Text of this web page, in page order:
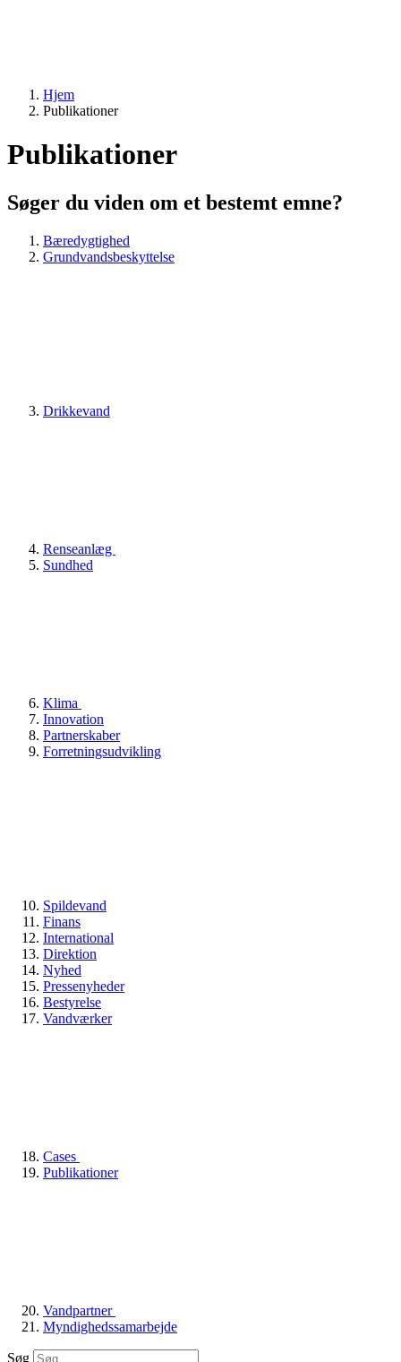
Hjem
Publikationer
Publikationer
Søger du viden om et bestemt emne?
Bæredygtighed
Grundvandsbeskyttelse
Drikkevand
Renseanlæg
Sundhed
Klima
Innovation
Partnerskaber
Forretningsudvikling
Spildevand
Finans
International
Direktion
Nyhed
Pressenyheder
Bestyrelse
Vandværker
Cases
Publikationer
Vandpartner
Myndighedssamarbejde
Søg